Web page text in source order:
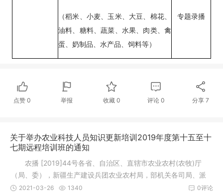
（稻米、小麦、玉米、大豆、棉花、
油料、糖料、蔬菜、水果、肉类、禽
蛋、奶制品、水产品、饲料等）
专题录播
点赞0 举报 收藏 0 评论0 分享7
关于举办农业科技人员知识更新培训2019年度第十五至十
七期远程培训班的通知
农播 [2019]44号各省、自治区、直辖市农业农村(农牧)厅
（局、委），新疆生产建设兵团农业农村局，部机关各司局、派
出机构、
0评论
2021-03-26 1340